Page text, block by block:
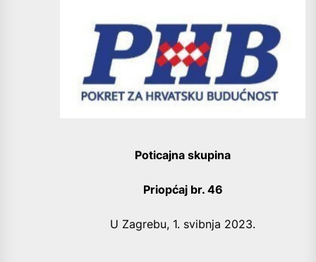
Poticajna skupina
Priopćaj br. 46
U Zagrebu, 1. svibnja 2023.